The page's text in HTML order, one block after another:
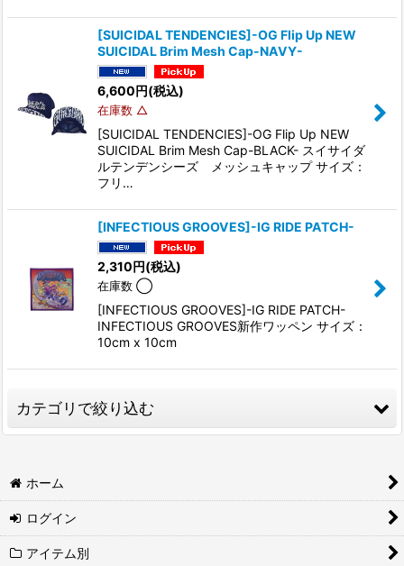
[SUICIDAL TENDENCIES]-OG Flip Up NEW
SUICIDAL Brim Mesh Cap-NAVY-
6,600円(税込)
在庫数 △
[SUICIDAL TENDENCIES]-OG Flip Up NEW
SUICIDAL Brim Mesh Cap-BLACK- スイサイダ
ルテンデンシーズ メッシュキャップ サイズ：
フリ…
[INFECTIOUS GROOVES]-IG RIDE PATCH-
2,310円(税込)
在庫数 ◯
[INFECTIOUS GROOVES]-IG RIDE PATCH-
INFECTIOUS GROOVES新作ワッペン サイズ：
10cm x 10cm
カテゴリで絞り込む
S/S TOPS.(Tシャツ,タンクトップ)
L/S TOPS,長袖,パーカー
ホーム
ログイン
アイテム別